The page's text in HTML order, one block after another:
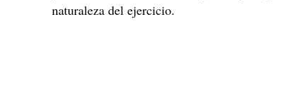
naturaleza del ejercicio.